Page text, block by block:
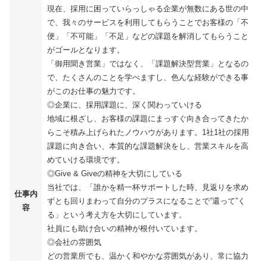
仕事内
容
現在、採用に困っていらっしゃる企業が無数にある世の中
で、我々のサービスを利用してもらうことでお客様の「不
便」「不可能」「不足」などの課題を解消してもらうこと
がゴールとなります。
「御用聞き営業」ではなく、「課題解決型営業」となるの
で、たくさんのことを学べますし、色んな経験ができる事
がこのお仕事の魅力です。
◎企業に、採用課題に、深く関わっていける
地域に根ざし、お客様の課題にまっすぐ向き合ってきたか
らこそ積み上げられたノウハウがあります。1社1社の採用
課題に向き合い、本質的な課題解決をし、営業スキルを高
めていける環境です。
◎Give & Giveの精神を大切にしている
当社では、「誰かを精一杯サポートした時、見返りを求め
ずとも回りまわって自分のプラスになることで”還って”く
る」という考え方を大切にしています。
社員にも助け合いの精神が根付いています。
◎会社の雰囲気
どの営業所でも、温かく和やかな雰囲気があり、常に協力